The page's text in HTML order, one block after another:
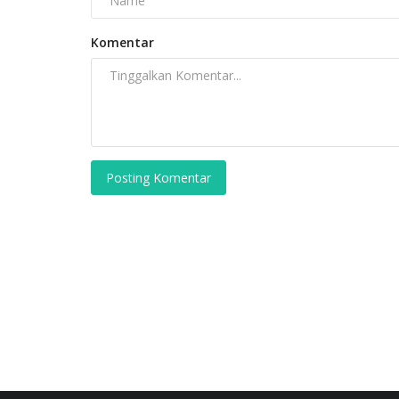
Komentar
Posting Komentar
mahasiswa fakultas hukum Universitas...